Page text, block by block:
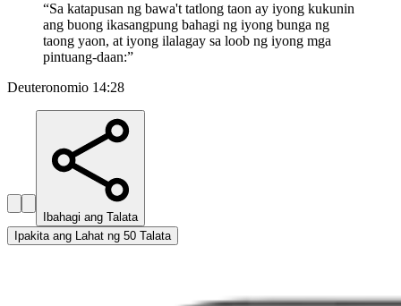
“Sa katapusan ng bawa't tatlong taon ay iyong kukunin
ang buong ikasangpung bahagi ng iyong bunga ng
taong yaon, at iyong ilalagay sa loob ng iyong mga
pintuang-daan:”
Deuteronomio 14:28
Ibahagi ang Talata
Ipakita ang Lahat ng 50 Talata